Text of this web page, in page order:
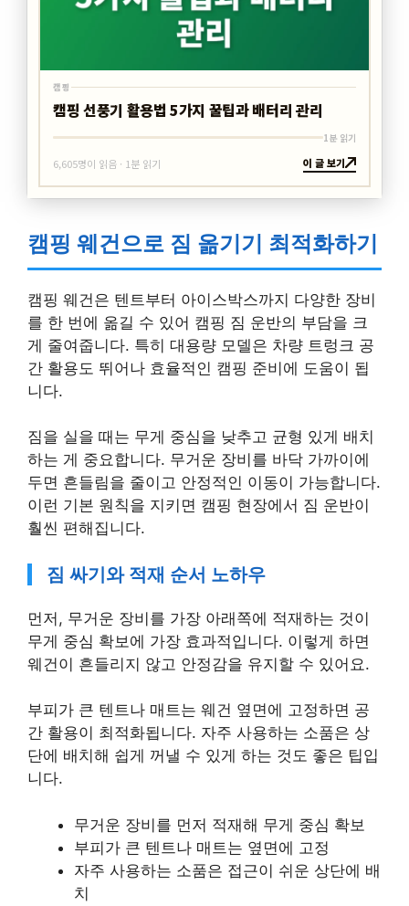
캠핑
캠핑 선풍기 활용법 5가지 꿀팁과 배터리 관리
1분 읽기
6,605명이 읽음 · 1분 읽기 이 글 보기
캠핑 웨건으로 짐 옮기기 최적화하기
캠핑 웨건은 텐트부터 아이스박스까지 다양한 장비
를 한 번에 옮길 수 있어 캠핑 짐 운반의 부담을 크
게 줄여줍니다. 특히 대용량 모델은 차량 트렁크 공
간 활용도 뛰어나 효율적인 캠핑 준비에 도움이 됩
니다.
짐을 실을 때는 무게 중심을 낮추고 균형 있게 배치
하는 게 중요합니다. 무거운 장비를 바닥 가까이에
두면 흔들림을 줄이고 안정적인 이동이 가능합니다.
이런 기본 원칙을 지키면 캠핑 현장에서 짐 운반이
훨씬 편해집니다.
짐 싸기와 적재 순서 노하우
먼저, 무거운 장비를 가장 아래쪽에 적재하는 것이
무게 중심 확보에 가장 효과적입니다. 이렇게 하면
웨건이 흔들리지 않고 안정감을 유지할 수 있어요.
부피가 큰 텐트나 매트는 웨건 옆면에 고정하면 공
간 활용이 최적화됩니다. 자주 사용하는 소품은 상
단에 배치해 쉽게 꺼낼 수 있게 하는 것도 좋은 팁입
니다.
무거운 장비를 먼저 적재해 무게 중심 확보
부피가 큰 텐트나 매트는 옆면에 고정
자주 사용하는 소품은 접근이 쉬운 상단에 배
치